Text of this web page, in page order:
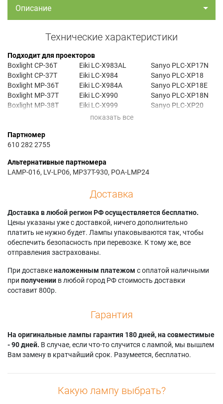
Описание
Технические характеристики
Подходит для проекторов
Boxlight CP-36T
Boxlight CP-37T
Boxlight MP-36T
Boxlight MP-37T
Boxlight MP-38T
Canon LV-7535
Canon LV-7535E
Eiki LC-990
Eiki LC-X983
Eiki LC-X983AL
Eiki LC-X984
Eiki LC-X984A
Eiki LC-X990
Eiki LC-X999
Eiki LC-X999A
Sanyo PLC-21N
Sanyo PLC-XP17
Sanyo PLC-XP17N
Sanyo PLC-XP18
Sanyo PLC-XP18E
Sanyo PLC-XP18N
Sanyo PLC-XP20
Партномер
610 282 2755
Альтернативные партномера
LAMP-016, LV-LP06, MP37T-930, POA-LMP24
Доставка
Доставка в любой регион РФ осуществляется бесплатно.
Цены указаны уже с доставкой, ничего дополнительно
платить не нужно будет. Лампы упаковываются так, чтобы
обеспечить безопасность при перевозке. К тому же, все
отправления застрахованы.
При доставкеналоженным платежом с оплатой наличными
при получении в любой город РФ стоимость доставки
составит 800р.
Гарантия
На оригинальные лампы гарантия 180 дней, на совместимые
- 90 дней. В случае, если что-то случится с лампой, мы вышлем
Вам замену в кратчайший срок. Разумеется, бесплатно.
Какую лампу выбрать?